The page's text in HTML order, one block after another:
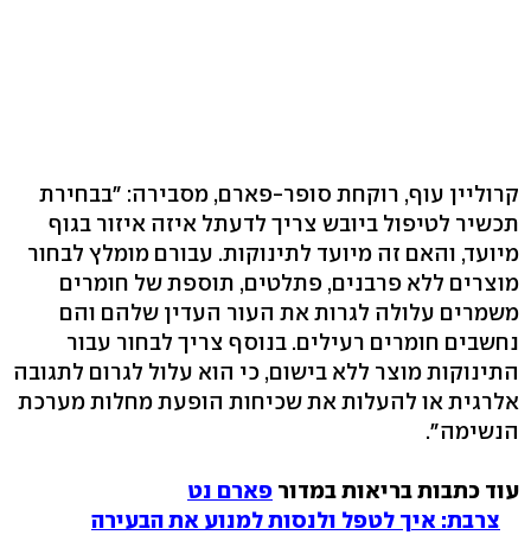
קרוליין עוף, רוקחת סופר-פארם, מסבירה: "בבחירת
תכשיר לטיפול ביובש צריך לדעתל איזה איזור בגוף
מיועד, והאם זה מיועד לתינוקות. עבורם מומלץ לבחור
מוצרים ללא פרבנים, פתלטים, תוספת של חומרים
משמרים עלולה לגרות את העור העדין שלהם והם
נחשבים חומרים רעילים. בנוסף צריך לבחור עבור
התינוקות מוצר ללא בישום, כי הוא עלול לגרום לתגובה
אלרגית או להעלות את שכיחות הופעת מחלות מערכת
הנשימה".
עוד כתבות בריאות במדור פארם נט
צרבת: איך לטפל ולנסות למנוע את הבעירה